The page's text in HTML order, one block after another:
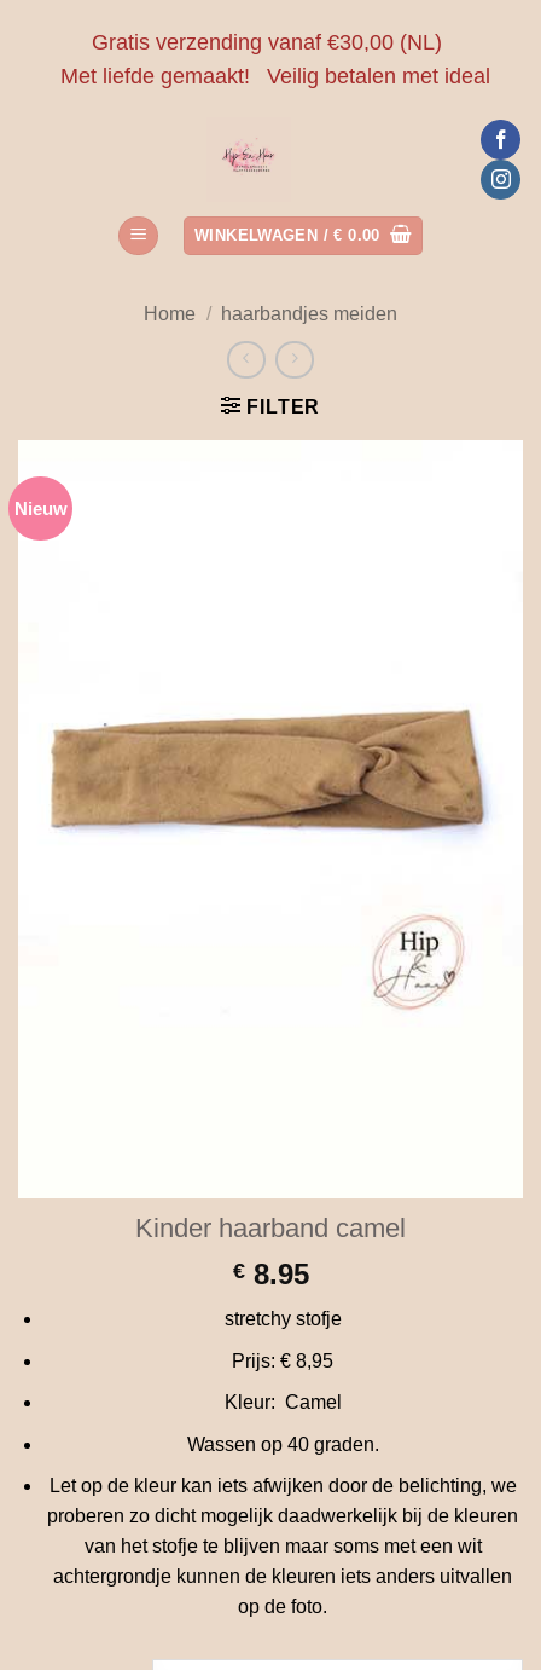
Gratis verzending vanaf €30,00 (NL)
Met liefde gemaakt!
Veilig betalen met ideal
WINKELWAGEN /€ 0.00
Home / haarbandjes meiden
FILTER
Nieuw
Kinder haarband camel
€8.95
stretchy stofje
Prijs: € 8,95
Kleur: Camel
Wassen op 40 graden.
Let op de kleur kan iets afwijken door de belichting, we
proberen zo dicht mogelijk daadwerkelijk bij de kleuren
van het stofje te blijven maar soms met een wit
achtergrondje kunnen de kleuren iets anders uitvallen
op de foto.